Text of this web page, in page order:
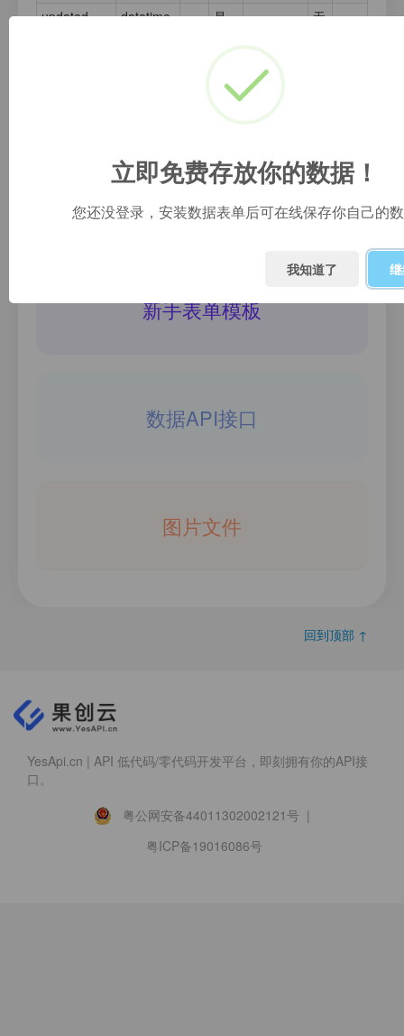
updated
datetime 是
无
+ 创建新表单
新手表单模板
数据API接口
图片文件
立即免费存放你的数据！
您还没登录，安装数据表单后可在线保存你自己的
我知道了
回到顶部 ↑
YesApi.cn | API 低代码/零代码开发平台，即刻拥有你的API接
口。
粤公网安备44011302002121号 |
粤ICP备19016086号